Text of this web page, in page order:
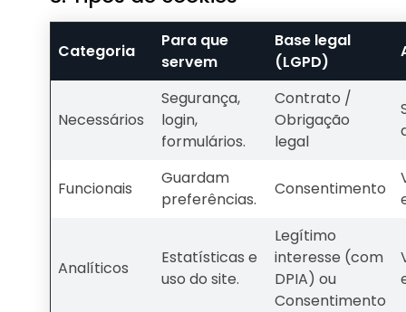
Categoria
Para que
servem
Base legal
(LGPD)
Necessários
Segurança,
login,
formulários.
Contrato /
Obrigação
legal
Funcionais
Guardam
preferências.
Consentimento
Analíticos
Estatísticas e
uso do site.
Legítimo
interesse (com
DPIA) ou
Consentimento